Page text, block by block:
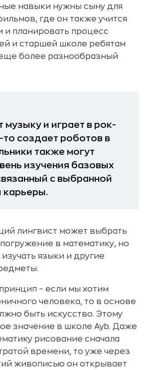
навыки нужны сыну для
где он также учится
и планировать процесс
и старшей школе ребятам
более разнообразный
музыку и играет в рок-
то создает роботов в
также могут
изучения базовых
с выбранной
карьеры.
лингвист может выбрать
в математику, но
языки и другие
– если мы хотим
человека, то в основе
быть искусство. Этому
значение в школе Ayb. Даже
рисование сначала
времени, то уже через
живописью он открывает